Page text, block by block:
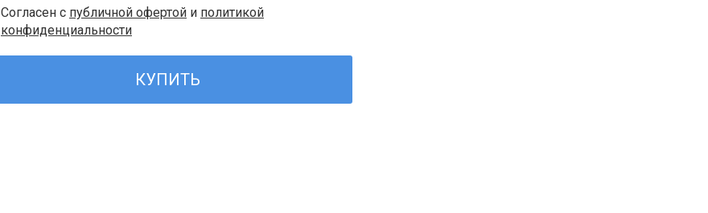
Согласен с публичной офертой и политикой
конфиденциальности
КУПИТЬ